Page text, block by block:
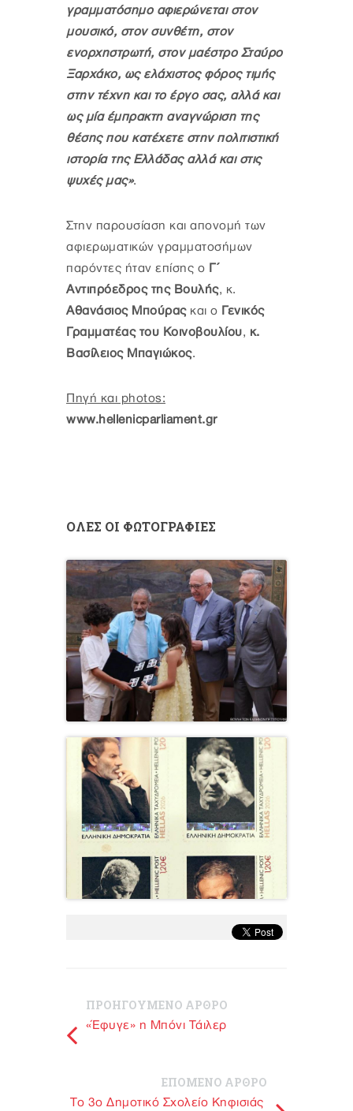
γραμματόσημο αφιερώνεται στον
μουσικό, στον συνθέτη, στον
ενορχηστρωτή, στον μαέστρο Σταύρο
Ξαρχάκο, ως ελάχιστος φόρος τιμής
στην τέχνη και το έργο σας, αλλά και
ως μία έμπρακτη αναγνώριση της
θέσης που κατέχετε στην πολιτιστική
ιστορία της Ελλάδας αλλά και στις
ψυχές μας».
Στην παρουσίαση και απονομή των
αφιερωματικών γραμματοσήμων
παρόντες ήταν επίσης ο Γ΄
Αντιπρόεδρος της Βουλής, κ.
Αθανάσιος Μπούρας και ο Γενικός
Γραμματέας του Κοινοβουλίου, κ.
Βασίλειος Μπαγιώκος.
Πηγή και photos:
www.hellenicparliament.gr
ΟΛΕΣ ΟΙ ΦΩΤΟΓΡΑΦΙΕΣ
ΠΡΟΗΓΟΥΜΕΝΟ ΑΡΘΡΟ
«Έφυγε» η Μπόνι Τάιλερ
ΕΠΟΜΕΝΟ ΑΡΘΡΟ
Το 3ο Δημοτικό Σχολείο Κηφισιάς